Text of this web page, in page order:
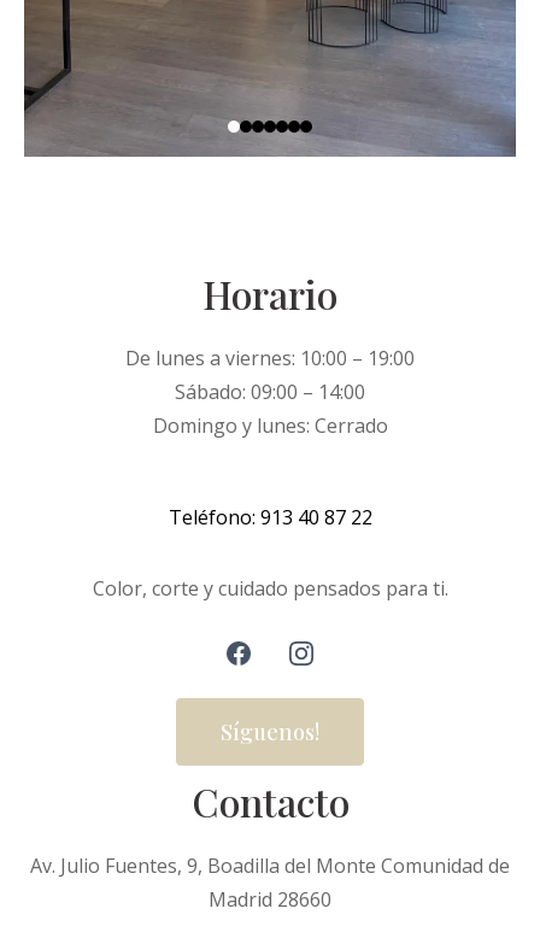
Horario
De lunes a viernes: 10:00 – 19:00
Sábado: 09:00 – 14:00
Domingo y lunes: Cerrado
Teléfono: 913 40 87 22
Color, corte y cuidado pensados para ti.
Síguenos!
Contacto
Av. Julio Fuentes, 9, Boadilla del Monte Comunidad de
Madrid 28660